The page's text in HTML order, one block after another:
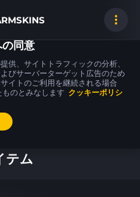
0 FT 75
MP5-SD
Desert Strike
テム
同意
供、サイトトラフィックの分析、
びサーバーターゲット広告のため
イトのご利用を継続される場合
のとみなします クッキーポリシ